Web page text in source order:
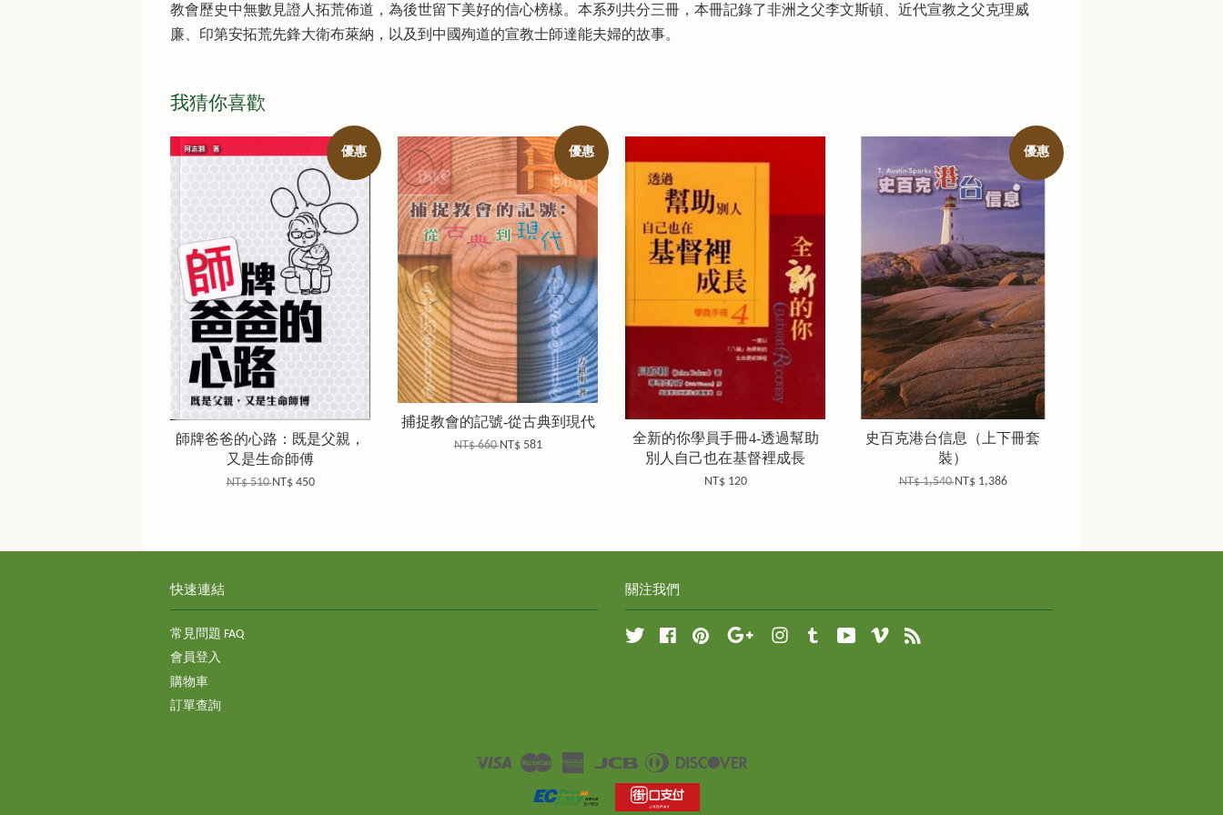
教會歷史中無數見證人拓荒佈道，為後世留下美好的信心榜樣。本系列共分三冊，本冊記錄了非洲之父李文斯頓、近代宣教之父克理威
廉、印第安拓荒先鋒大衛布萊納，以及到中國殉道的宣教士師達能夫婦的故事。
我猜你喜歡
優惠
師牌爸爸的心路：既是父親，
又是生命師傅
NT$ 510NT$ 450
優惠
捕捉教會的記號-從古典到現代
NT$ 660NT$ 581
全新的你學員手冊4-透過幫助
別人自己也在基督裡成長
NT$ 120
優惠
史百克港台信息（上下冊套
裝）
NT$ 1,540NT$ 1,386
快速連結
常見問題 FAQ
會員登入
購物車
訂單查詢
關注我們
Twitter FacebookPinterest Google InstagramTumblr YouTubeVimeo
Visa Master
American
JCB
Diners